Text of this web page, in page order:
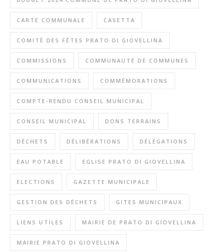
CARTE COMMUNALE CASETTA
COMITÉ DES FÊTES PRATO DI GIOVELLINA
COMMISSIONS COMMUNAUTÉ DE COMMUNES
COMMUNICATIONS COMMÉMORATIONS
COMPTE-RENDU CONSEIL MUNICIPAL
CONSEIL MUNICIPAL DONS TERRAINS
DÉCHETS DÉLIBÉRATIONS DÉLÉGATIONS
EAU POTABLE EGLISE PRATO DI GIOVELLINA
ELECTIONS GAZETTE MUNICIPALE
GESTION DES DÉCHETS GITES MUNICIPAUX
LIENS UTILES MAIRIE DE PRATO DI GIOVELLINA
MAIRIE PRATO DI GIOVELLINA